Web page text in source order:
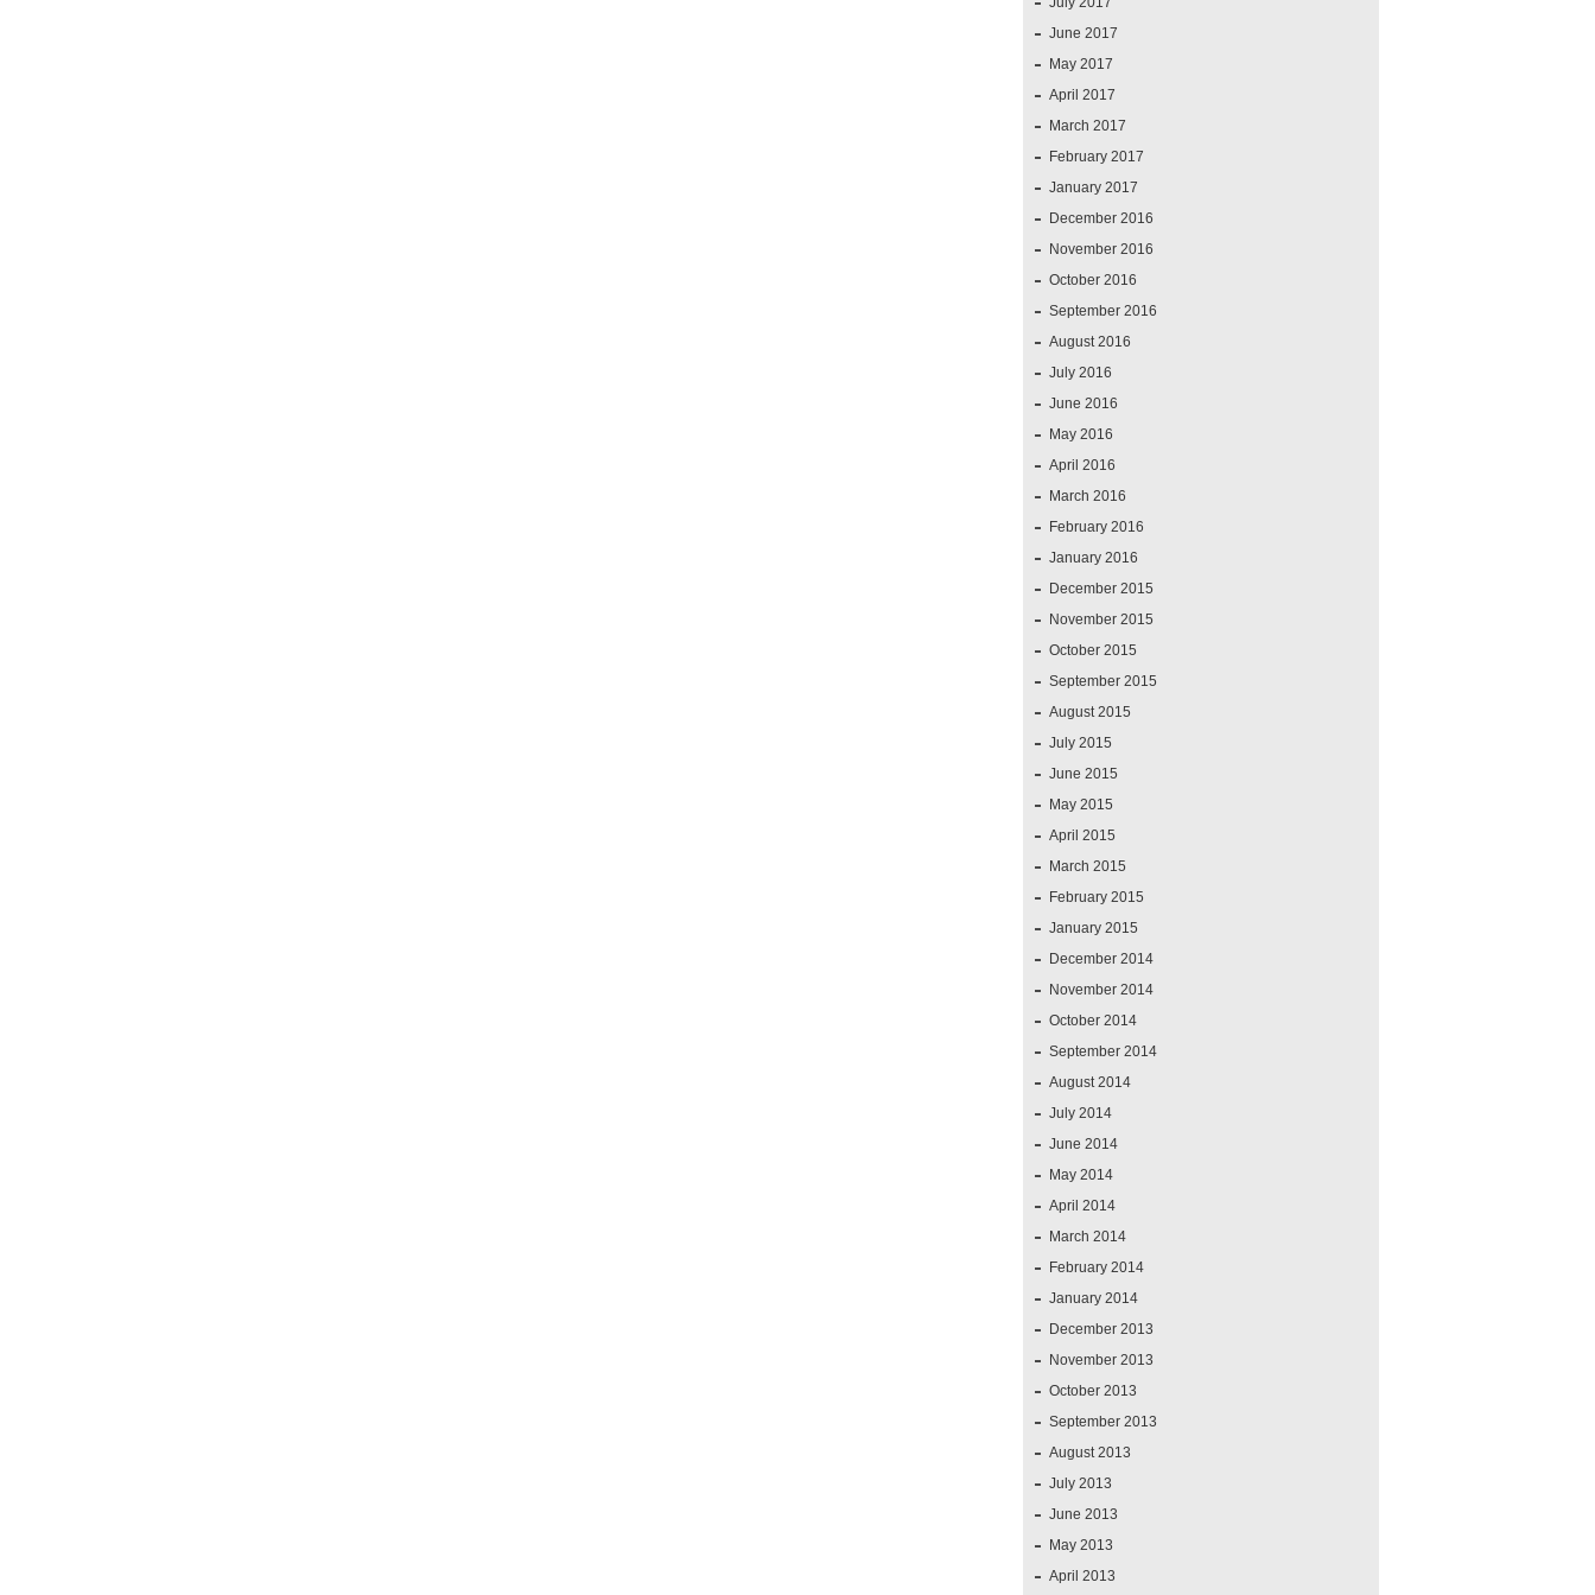
June 2017
May 2017
April 2017
March 2017
February 2017
January 2017
December 2016
November 2016
October 2016
September 2016
August 2016
July 2016
June 2016
May 2016
April 2016
March 2016
February 2016
January 2016
December 2015
November 2015
October 2015
September 2015
August 2015
July 2015
June 2015
May 2015
April 2015
March 2015
February 2015
January 2015
December 2014
November 2014
October 2014
September 2014
August 2014
July 2014
June 2014
May 2014
April 2014
March 2014
February 2014
January 2014
December 2013
November 2013
October 2013
September 2013
August 2013
July 2013
June 2013
May 2013
April 2013